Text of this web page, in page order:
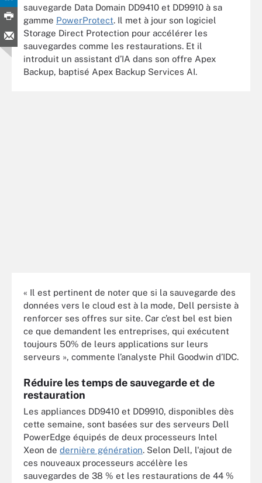
sauvegarde Data Domain DD9410 et DD9910 à sa
gamme PowerProtect. Il met à jour son logiciel
Storage Direct Protection pour accélérer les
sauvegardes comme les restaurations. Et il
introduit un assistant d’IA dans son offre Apex
Backup, baptisé Apex Backup Services AI.
« Il est pertinent de noter que si la sauvegarde des
données vers le cloud est à la mode, Dell persiste à
renforcer ses offres sur site. Car c’est bel est bien
ce que demandent les entreprises, qui exécutent
toujours 50% de leurs applications sur leurs
serveurs », commente l’analyste Phil Goodwin d’IDC.
Réduire les temps de sauvegarde et de
restauration
Les appliances DD9410 et DD9910, disponibles dès
cette semaine, sont basées sur des serveurs Dell
PowerEdge équipés de deux processeurs Intel
Xeon de dernière génération. Selon Dell, l'ajout de
ces nouveaux processeurs accélère les
sauvegardes de 38 % et les restaurations de 44 %